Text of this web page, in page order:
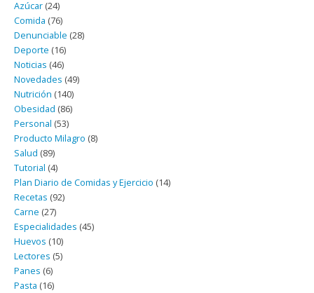
Azúcar (24)
Comida (76)
Denunciable (28)
Deporte (16)
Noticias (46)
Novedades (49)
Nutrición (140)
Obesidad (86)
Personal (53)
Producto Milagro (8)
Salud (89)
Tutorial (4)
Plan Diario de Comidas y Ejercicio (14)
Recetas (92)
Carne (27)
Especialidades (45)
Huevos (10)
Lectores (5)
Panes (6)
Pasta (16)